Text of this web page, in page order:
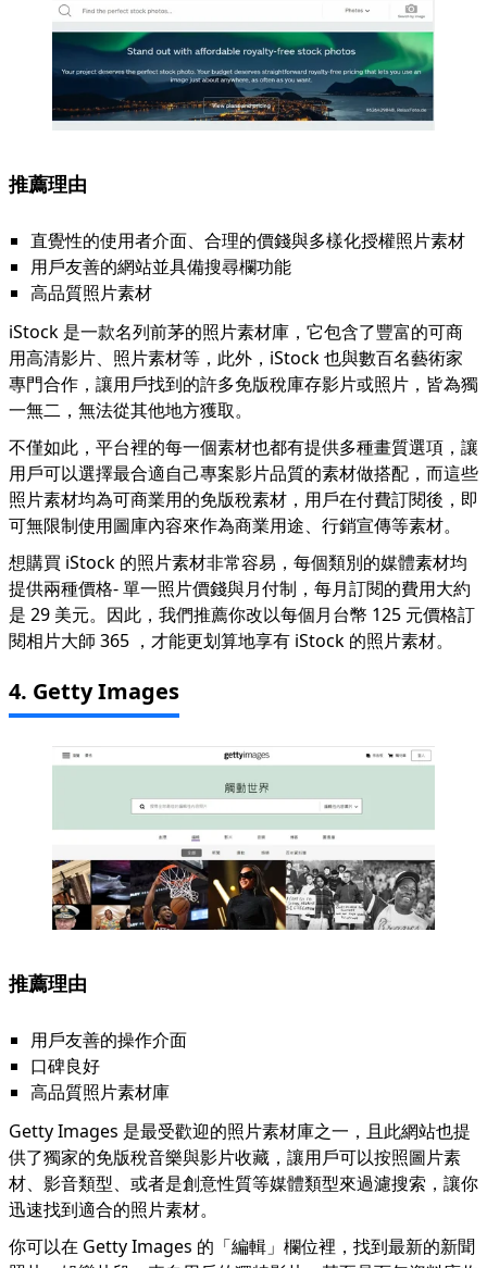
推薦理由
直覺性的使用者介面、合理的價錢與多樣化授權照片素材
用戶友善的網站並具備搜尋欄功能
高品質照片素材
iStock 是一款名列前茅的照片素材庫，它包含了豐富的可商
用高清影片、照片素材等，此外，iStock 也與數百名藝術家
專門合作，讓用戶找到的許多免版稅庫存影片或照片，皆為獨
一無二，無法從其他地方獲取。
不僅如此，平台裡的每一個素材也都有提供多種畫質選項，讓
用戶可以選擇最合適自己專案影片品質的素材做搭配，而這些
照片素材均為可商業用的免版稅素材，用戶在付費訂閱後，即
可無限制使用圖庫內容來作為商業用途、行銷宣傳等素材。
想購買 iStock 的照片素材非常容易，每個類別的媒體素材均
提供兩種價格- 單一照片價錢與月付制，每月訂閱的費用大約
是 29 美元。因此，我們推薦你改以每個月台幣 125 元價格訂
閱相片大師 365 ，才能更划算地享有 iStock 的照片素材。
4. Getty Images
推薦理由
用戶友善的操作介面
口碑良好
高品質照片素材庫
Getty Images 是最受歡迎的照片素材庫之一，且此網站也提
供了獨家的免版稅音樂與影片收藏，讓用戶可以按照圖片素
材、影音類型、或者是創意性質等媒體類型來過濾搜索，讓你
迅速找到適合的照片素材。
你可以在 Getty Images 的「編輯」欄位裡，找到最新的新聞